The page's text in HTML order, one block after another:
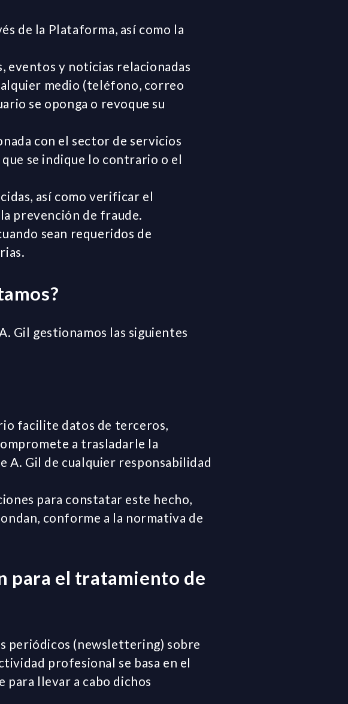
de la Plataforma, así como la
eventos y noticias relacionadas
medio (teléfono, correo
se oponga o revoque su
con el sector de servicios
se indique lo contrario o el
así como verificar el
prevención de fraude.
sean requeridos de
Gil gestionamos las siguientes
facilite datos de terceros,
a trasladarle la
A. Gil de cualquier responsabilidad
para constatar este hecho,
conforme a la normativa de
para el tratamiento de
periódicos (newslettering) sobre
profesional se basa en el
llevar a cabo dichos